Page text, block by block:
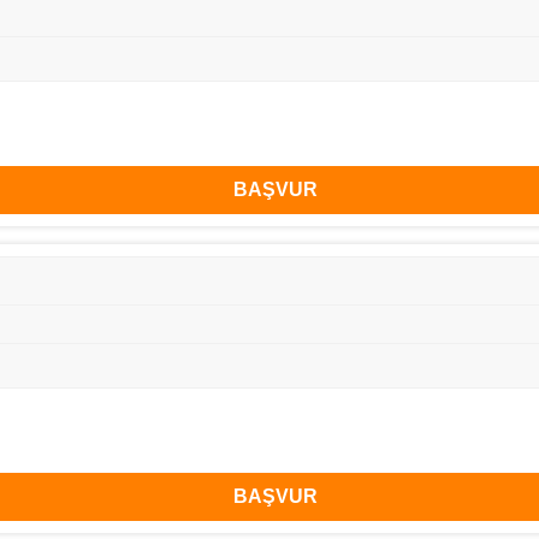
BAŞVUR
BAŞVUR